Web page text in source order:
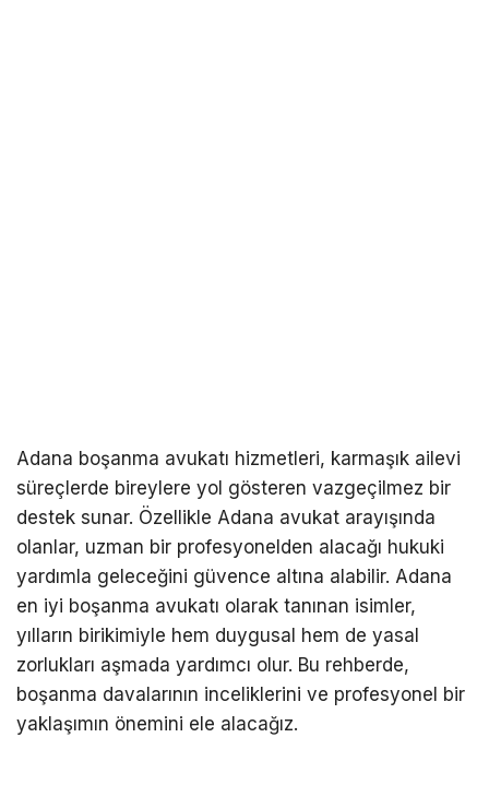
Adana boşanma avukatı hizmetleri, karmaşık ailevi
süreçlerde bireylere yol gösteren vazgeçilmez bir
destek sunar. Özellikle Adana avukat arayışında
olanlar, uzman bir profesyonelden alacağı hukuki
yardımla geleceğini güvence altına alabilir. Adana
en iyi boşanma avukatı olarak tanınan isimler,
yılların birikimiyle hem duygusal hem de yasal
zorlukları aşmada yardımcı olur. Bu rehberde,
boşanma davalarının inceliklerini ve profesyonel bir
yaklaşımın önemini ele alacağız.